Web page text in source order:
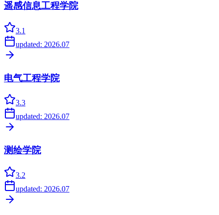
遥感信息工程学院
3.1
updated: 2026.07
电气工程学院
3.3
updated: 2026.07
测绘学院
3.2
updated: 2026.07